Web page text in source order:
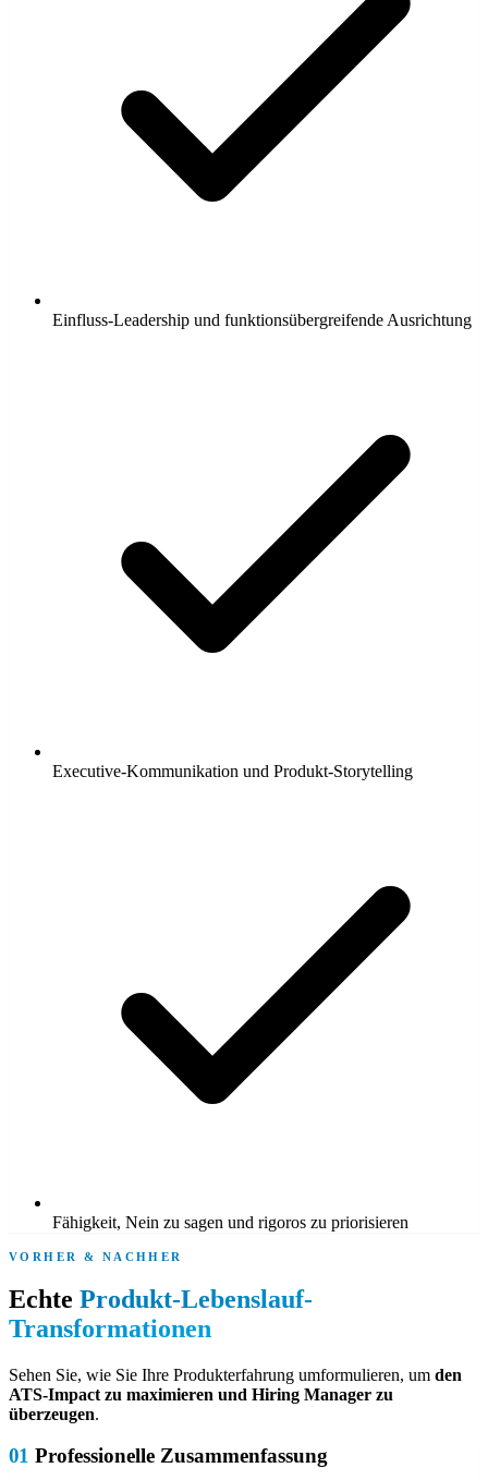
Einfluss-Leadership und funktionsübergreifende Ausrichtung
Executive-Kommunikation und Produkt-Storytelling
Fähigkeit, Nein zu sagen und rigoros zu priorisieren
VORHER & NACHHER
Echte Produkt-Lebenslauf-
Transformationen
Sehen Sie, wie Sie Ihre Produkterfahrung umformulieren, um den
ATS-Impact zu maximieren und Hiring Manager zu
überzeugen.
01 Professionelle Zusammenfassung